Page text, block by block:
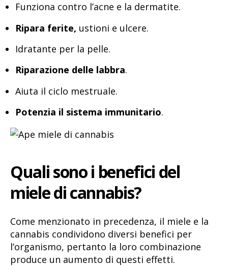
Funziona contro l’acne e la dermatite.
Ripara ferite, ustioni e ulcere.
Idratante per la pelle.
Riparazione delle labbra.
Aiuta il ciclo mestruale.
Potenzia il sistema immunitario.
Quali sono i benefici del
miele di cannabis?
Come menzionato in precedenza, il miele e la
cannabis condividono diversi benefici per
l’organismo, pertanto la loro combinazione
produce un aumento di questi effetti.